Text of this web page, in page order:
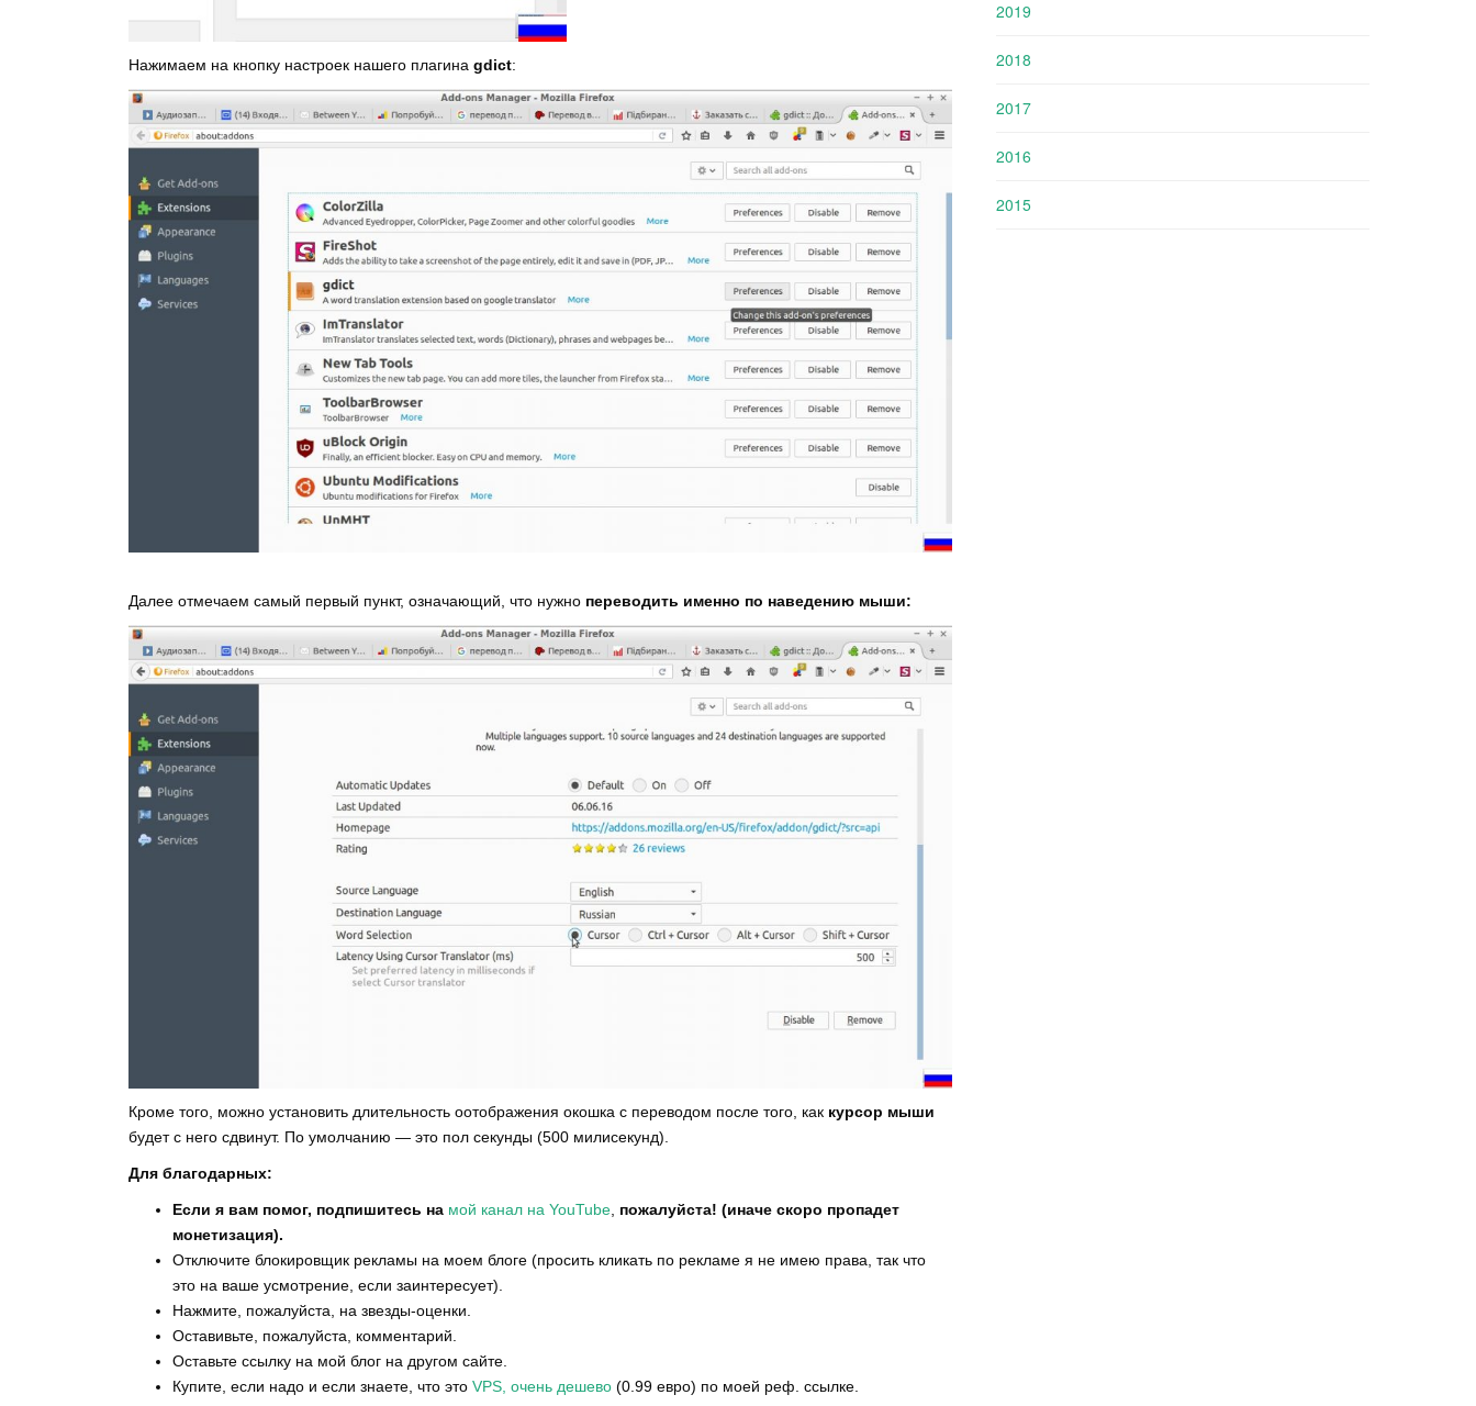
Нажимаем на кнопку настроек нашего плагина gdict:
Далее отмечаем самый первый пункт, означающий, что нужно переводить именно по наведению мыши:
Кроме того, можно установить длительность оотображения окошка с переводом после того, как курсор мыши
будет с него сдвинут. По умолчанию — это пол секунды (500 милисекунд).
Для благодарных:
Если я вам помог, подпишитесь на мой канал на YouTube пожалуйста! (иначе скоро пропадет
монетизация).
Отключите блокировщик рекламы на моем блоге (просить кликать по рекламе я не имею права, так что
это на ваше усмотрение, если заинтересует).
Нажмите, пожалуйста, на звезды-оценки.
Оставивьте, пожалуйста, комментарий.
Оставьте ссылку на мой блог на другом сайте.
Купите, если надо и если знаете, что это VPS, очень дешево (0.99 евро) по моей реф. ссылке.
2019
2018
2017
2016
2015